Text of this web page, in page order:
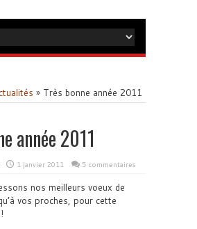
» Très bonne année 2011
année 2011
1 janvier 2011 5 commentaires
nos meilleurs voeux de
vos proches, pour cette